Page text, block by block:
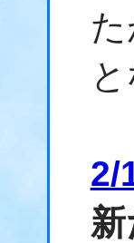
2/